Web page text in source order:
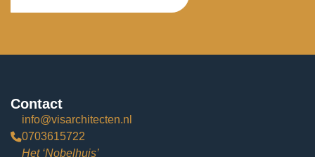
Contact
info@visarchitecten.nl
0703615722
Het ‘Nobelhuis’